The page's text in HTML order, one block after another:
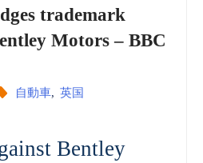
trademark
Motors – BBC
自動車, 英国
Bentley